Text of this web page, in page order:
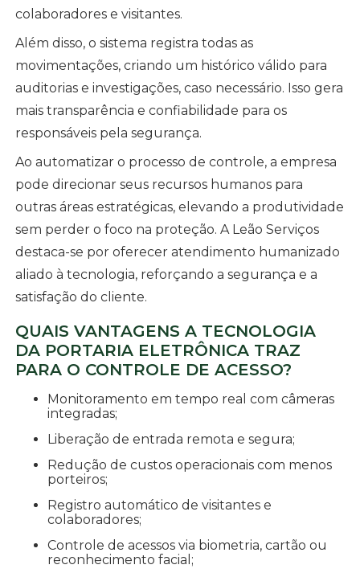
colaboradores e visitantes.
Além disso, o sistema registra todas as
movimentações, criando um histórico válido para
auditorias e investigações, caso necessário. Isso gera
mais transparência e confiabilidade para os
responsáveis pela segurança.
Ao automatizar o processo de controle, a empresa
pode direcionar seus recursos humanos para
outras áreas estratégicas, elevando a produtividade
sem perder o foco na proteção. A Leão Serviços
destaca-se por oferecer atendimento humanizado
aliado à tecnologia, reforçando a segurança e a
satisfação do cliente.
QUAIS VANTAGENS A TECNOLOGIA
DA PORTARIA ELETRÔNICA TRAZ
PARA O CONTROLE DE ACESSO?
Monitoramento em tempo real com câmeras
integradas;
Liberação de entrada remota e segura;
Redução de custos operacionais com menos
porteiros;
Registro automático de visitantes e
colaboradores;
Controle de acessos via biometria, cartão ou
reconhecimento facial;